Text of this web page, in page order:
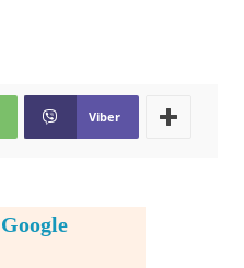
Viber
Google